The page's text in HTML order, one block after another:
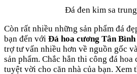
Đá đen kim sa
Còn rất nhiều những sản phẩm đá
bạn đến với Đá hoa cương Tân
trợ tư vấn nhiều hơn về nguồn gốc
sản phẩm. Chắc hẳn thi công đá hoa
tuyệt vời cho căn nhà của bạn. Xem